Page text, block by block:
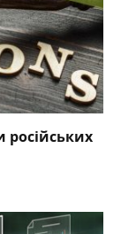
російських